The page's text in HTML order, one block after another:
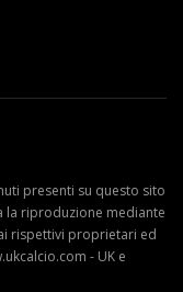
presenti su questo sito
la riproduzione mediante
rispettivi proprietari ed
- UK e